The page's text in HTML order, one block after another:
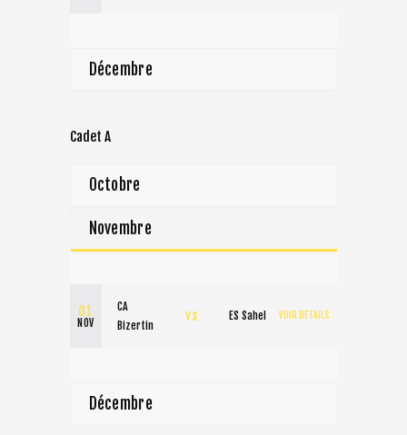
Décembre
Cadet A
Octobre
Novembre
01
NOV
CA
Bizertin
vs ES Sahel VOIR DÉTAILS
Décembre